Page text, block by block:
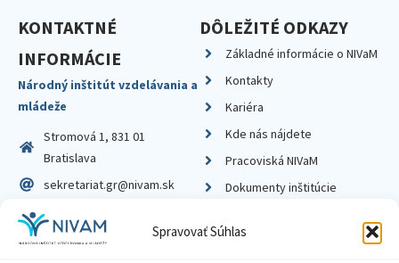
Spravovať Súhlas
KONTAKTNÉ
INFORMÁCIE
Národný inštitút vzdelávania a
mládeže
Stromová 1, 831 01
Bratislava
sekretariat.gr@nivam.sk
IČO: 00164348
DIČ: 2020798714
DÔLEŽITÉ ODKAZY
Základné informácie o NIVaM
Kontakty
Kariéra
Kde nás nájdete
Pracoviská NIVaM
Dokumenty inštitúcie